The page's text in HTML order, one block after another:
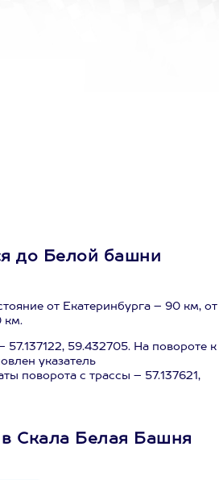
до Белой башни
от Екатеринбурга – 90 км, от
км.
59.432705. На повороте к
указатель
поворота с трассы – 57.137621,
в Скала Белая Башня